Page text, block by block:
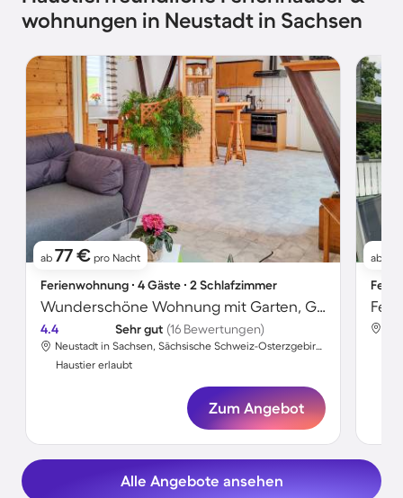
wohnungen in Neustadt in Sachsen
ab 77 € pro Nacht
Ferienwohnung ∙ 4 Gäste ∙ 2 Schlafzimmer
Wunderschöne Wohnung mit Garten, Grill und Terrasse | Panoramablick | Haustiere erlaubt
4.4 Sehr gut (16 Bewertungen)
Neustadt in Sachsen, Sächsische Schweiz-Osterzgebirge, Deutschland
Haustier erlaubt
Zum Angebot
ab
Alle Angebote ansehen